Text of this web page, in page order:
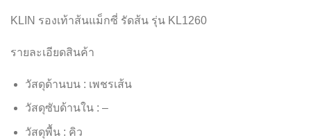
KLIN รองเท้าส้นแม็กซี่ รัดส้น รุ่น KL1260
รายละเอียดสินค้า
วัสดุด้านบน : เพชรเส้น
วัสดุซับด้านใน : –
วัสดุพื้น : คิว